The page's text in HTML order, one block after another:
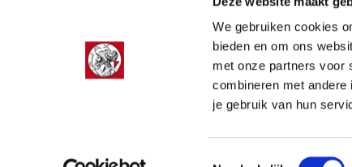
We gebruiken cookies
bieden en om ons
met onze partners voor
combineren met
je gebruik van hun
Toestemmingsselectie
OVER ONS